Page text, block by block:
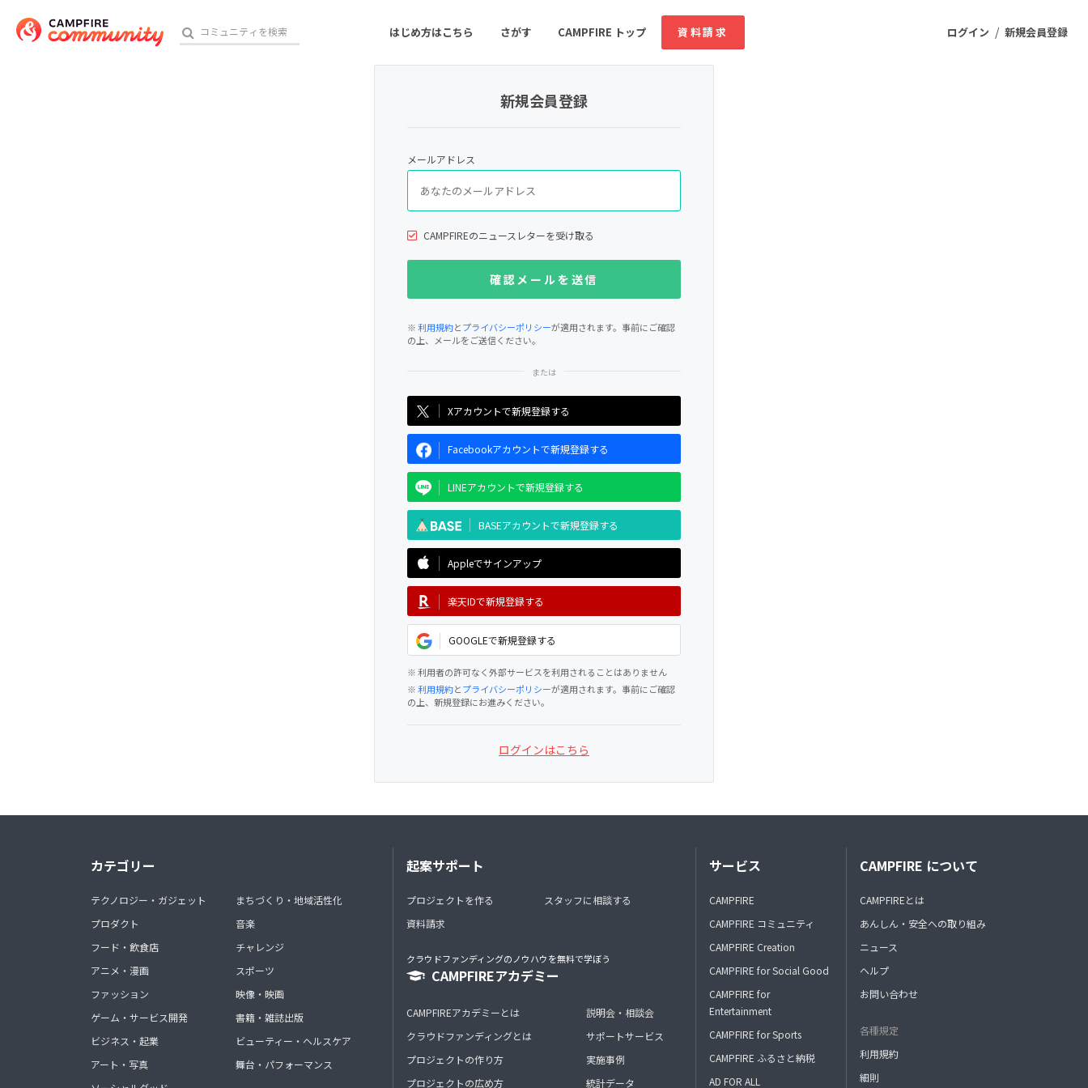
ログイン / 新規会員登録
はじめ方はこちら さがす CAMPFIRE トップ 資料請求
ゲーム・サービス開発
書籍・雑誌出版 アニメ・漫画
ソーシャルグッド ビューティー・ヘルスケア
新規会員登録
メールアドレス
CAMPFIREのニュースレターを受け取る
※利用規約とプライバシーポリシーが適用されます。事前にご確認
の上、メールをご送信ください。
Xアカウントで新規登録する
Facebookアカウントで新規登録する
LINEアカウントで新規登録する
BASEアカウントで新規登録する
Appleでサインアップ
楽天IDで新規登録する
GOOGLEで新規登録する
※ 利用者の許可なく外部サービスを利用されることはありません
※利用規約とプライバシーポリシーが適用されます。事前にご確認
の上、新規登録にお進みください。
ログインはこちら
カテゴリー
テクノロジー・ガジェット
プロダクト
フード・飲食店
アニメ・漫画
ファッション
ゲーム・サービス開発
ビジネス・起業
アート・写真
まちづくり・地域活性化
音楽
チャレンジ
スポーツ
映像・映画
書籍・雑誌出版
ビューティー・ヘルスケア
舞台・パフォーマンス
起案サポート
プロジェクトを作る
資料請求
スタッフに相談する
クラウドファンディングのノウハウを無料で学ぼう
CAMPFIREアカデミー
CAMPFIREアカデミーとは
クラウドファンディングとは
プロジェクトの作り方
プロジェクトの広め方
説明会・相談会
サポートサービス
実施事例
統計データ
サービス
CAMPFIRE
CAMPFIRE コミュニティ
CAMPFIRE Creation
CAMPFIRE for Social Good
CAMPFIRE for
Entertainment
CAMPFIRE for Sports
CAMPFIRE ふるさと納税
AD FOR ALL
CAMPFIRE について
CAMPFIREとは
あんしん・安全への取り組み
ニュース
ヘルプ
お問い合わせ
各種規定
利用規約
細則